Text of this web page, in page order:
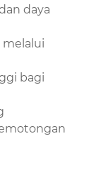
daya
bagi